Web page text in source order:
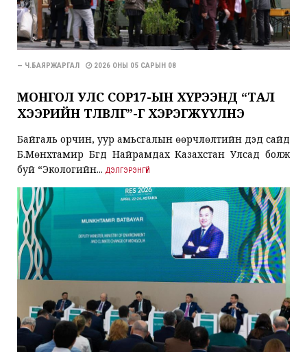
— Ч.БАЯРЖАРГАЛ 2026 ОНЫ 05 САРЫН 08
МОНГОЛ УЛС COP17-ЫН ХҮРЭЭНД “ТАЛ
ХЭЭРИЙН ТӨЛӨВЛӨГӨӨ”-Г ХЭРЭГЖҮҮЛНЭ
Байгаль орчин, уур амьсгалын өөрчлөлтийн дэд сайд
Б.Мөнхтамир Бүгд Найрамдах Казахстан Улсад болж
буй “Экологийн... ДЭЛГЭРЭНГҮЙ